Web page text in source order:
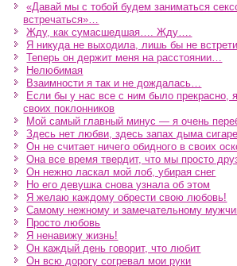
«Давай мы с тобой будем заниматься
встречаться»…
Жду, как сумасшедшая…. Жду….
Я никуда не выходила, лишь бы не
Теперь он держит меня на расстоянии…
Нелюбимая
Взаимности я так и не дождалась…
Если бы у нас все с ним было прекрасно,
своих поклонников
Мой самый главный минус — я очень
Здесь нет любви, здесь запах дыма
Он не считает ничего обидного в своих
Она все время твердит, что мы просто
Он нежно ласкал мой лоб, убирая снег
Но его девушка снова узнала об этом
Я желаю каждому обрести свою любовь!
Самому нежному и замечательному
Просто любовь
Я ненавижу жизнь!
Он каждый день говорит, что любит
Он всю дорогу согревал мои руки